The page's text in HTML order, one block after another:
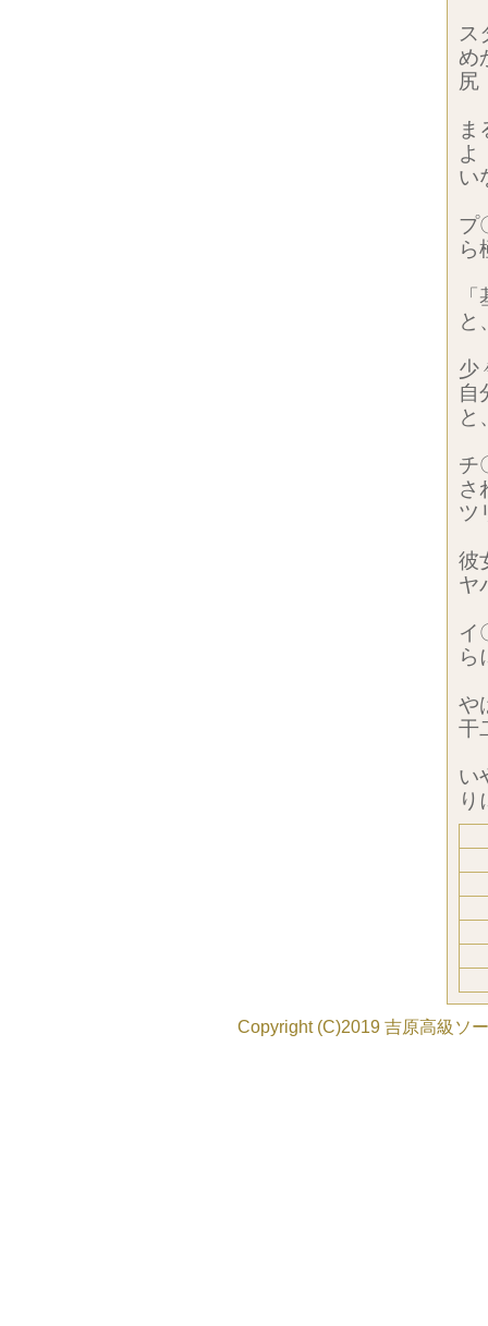
ス
め
尻
ま
よ
い
プ
ら
と
少
自
と
チ
さ
ツ
彼
ヤ
イ
ら
や
干
い
り
Copyright (C)2019吉原高級ソ